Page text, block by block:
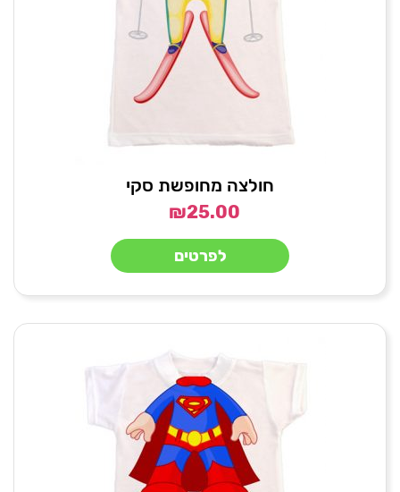
חולצה מחופשת סקי
₪25.00
לפרטים